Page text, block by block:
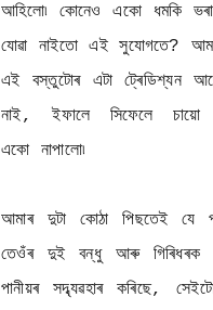
আহিলো৷ কোনেও একো ধমকি ভৰা
যোৱা নাইতো এই সুযোগতে?
এই বস্তুটোৰ এটা ট্ৰেডিশ্যন
নাই, ইফালে সিফেলে চায়ো
একো নাপালো৷
আমাৰ দুটা কোঠা পিছতেই যে
তেওঁৰ দুই বন্ধু আৰু গিৰিধৰক
পানীয়ৰ সদ্ব্যৱহাৰ কৰিছে,